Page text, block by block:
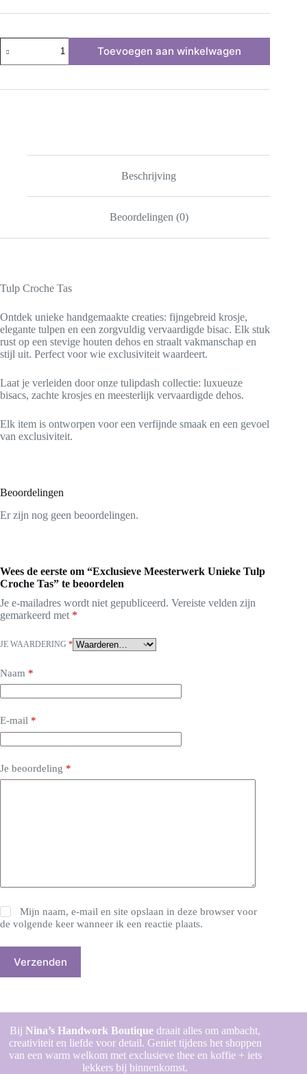
Meesterwerk
Unieke
Croche
Toevoegen aan winkelwagen
Beschrijving
Beoordelingen (0)
Tulp Croche Tas
Ontdek unieke handgemaakte creaties: fijngebreid krosje,
elegante tulpen en een zorgvuldig vervaardigde bisac. Elk stuk
rust op een stevige houten dehos en straalt vakmanschap en
stijl uit. Perfect voor wie exclusiviteit waardeert.
Laat je verleiden door onze tulipdash collectie: luxueuze
bisacs, zachte krosjes en meesterlijk vervaardigde dehos.
Elk item is ontworpen voor een verfijnde smaak en een gevoel
van exclusiviteit.
Beoordelingen
Er zijn nog geen beoordelingen.
Wees de eerste om “Exclusieve Meesterwerk Unieke Tulp
Croche Tas” te beoordelen
Je e-mailadres wordt niet gepubliceerd. Vereiste velden zijn
gemarkeerd met *
JE WAARDERING *
Naam *
E-mail *
Je beoordeling *
Mijn naam, e-mail en site opslaan in deze browser voor
de volgende keer wanneer ik een reactie plaats.
Verzenden
BijNina’s Handwork Boutique draait alles om ambacht,
creativiteit en liefde voor detail. Geniet tijdens het shoppen
van een warm welkom met exclusieve thee en koffie + iets
lekkers bij binnenkomst.